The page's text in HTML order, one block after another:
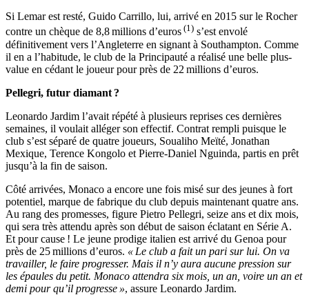
Si Lemar est resté, Guido Carrillo, lui, arrivé en 2015 sur le Rocher
contre un chèque de 8,8 millions d’euros (1) s’est envolé
définitivement vers l’Angleterre en signant à Southampton. Comme
il en a l’habitude, le club de la Principauté a réalisé une belle plus-
value en cédant le joueur pour près de 22 millions d’euros.
Pellegri, futur diamant ?
Leonardo Jardim l’avait répété à plusieurs reprises ces dernières
semaines, il voulait alléger son effectif. Contrat rempli puisque le
club s’est séparé de quatre joueurs, Soualiho Meïté, Jonathan
Mexique, Terence Kongolo et Pierre-Daniel Nguinda, partis en prêt
jusqu’à la fin de saison.
Côté arrivées, Monaco a encore une fois misé sur des jeunes à fort
potentiel, marque de fabrique du club depuis maintenant quatre ans.
Au rang des promesses, figure Pietro Pellegri, seize ans et dix mois,
qui sera très attendu après son début de saison éclatant en Série A.
Et pour cause ! Le jeune prodige italien est arrivé du Genoa pour
près de 25 millions d’euros. « Le club a fait un pari sur lui. On va
travailler, le faire progresser. Mais il n’y aura aucune pression sur
les épaules du petit. Monaco attendra six mois, un an, voire un an et
demi pour qu’il progresse », assure Leonardo Jardim.